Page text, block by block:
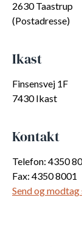
2630 Taastrup
(Postadresse)
Ikast
Finsensvej 1F
7430 Ikast
Kontakt
Telefon: 4350
Fax: 4350 8001
Send og